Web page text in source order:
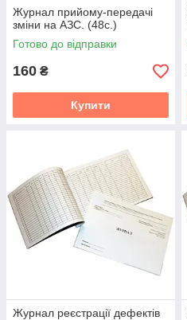
Журнал прийому-передачі
зміни на АЗС. (48с.)
Готово до відправки
160 ₴
Купити
Журнал реєстрації дефектів